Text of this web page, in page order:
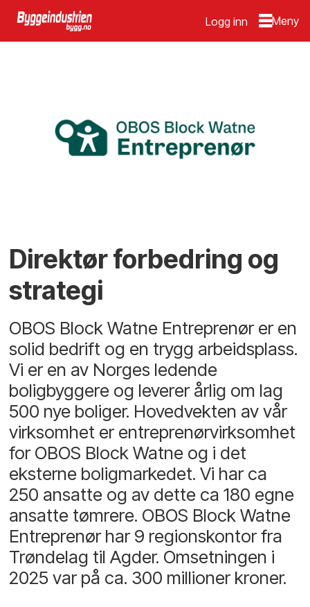
Logg inn
Direktør forbedring og
strategi
OBOS Block Watne Entreprenør er en
solid bedrift og en trygg arbeidsplass.
Vi er en av Norges ledende
boligbyggere og leverer årlig om lag
500 nye boliger. Hovedvekten av vår
virksomhet er entreprenørvirksomhet
for OBOS Block Watne og i det
eksterne boligmarkedet. Vi har ca
250 ansatte og av dette ca 180 egne
ansatte tømrere. OBOS Block Watne
Entreprenør har 9 regionskontor fra
Trøndelag til Agder. Omsetningen i
2025 var på ca. 300 millioner kroner.